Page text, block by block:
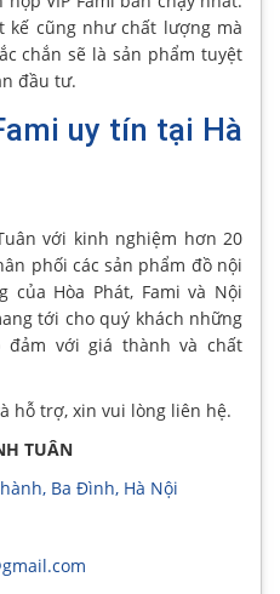
cũng như chất lượng mà
chắn sẽ là sản phẩm tuyệt
đầu tư.
uy tín tại Hà
với kinh nghiệm hơn 20
phối các sản phẩm đồ nội
Hòa Phát, Fami và Nội
tới cho quý khách những
đảm với giá thành và chất
hỗ trợ, xin vui lòng liên hệ.
TUÂN
Ba Đình, Hà Nội